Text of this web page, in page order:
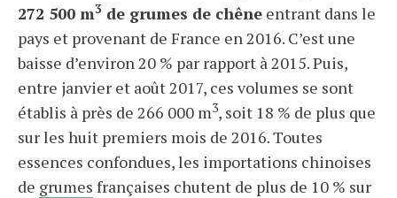
272 500 m3 de grumes de chêne entrant dans le
pays et provenant de France en 2016. C’est une
baisse d’environ 20 % par rapport à 2015. Puis,
entre janvier et août 2017, ces volumes se sont
établis à près de 266 000 m3, soit 18 % de plus que
sur les huit premiers mois de 2016. Toutes
essences confondues, les importations chinoises
de grumes françaises chutent de plus de 10 % sur